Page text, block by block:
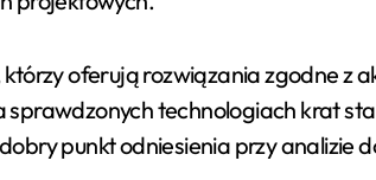
oferują rozwiązania zgodne z
technologiach krat
punkt odniesienia przy analizie